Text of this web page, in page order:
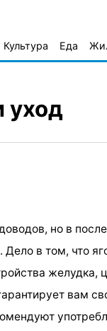
Культура Еда
уход
но в
в том, что
желудка,
вам